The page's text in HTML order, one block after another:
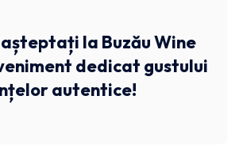
la Buzău Wine
dedicat gustului
autentice!